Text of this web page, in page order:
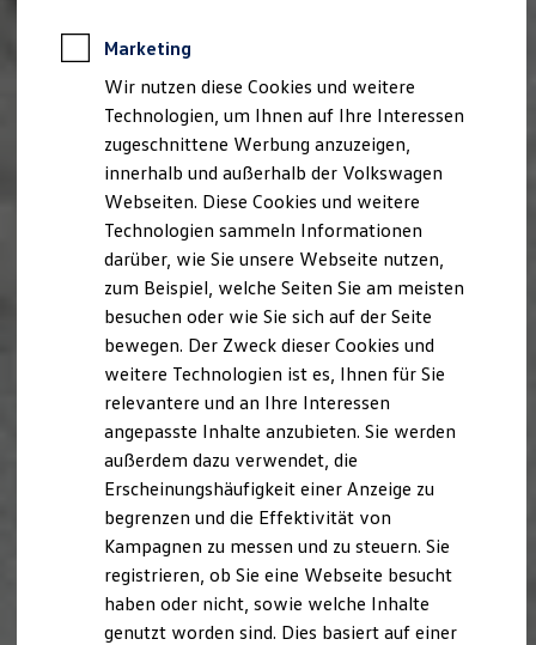
Rekuperation
Laden unterwegs
Laden Zuhause
Ladestationen finden
Ladezeitensimulator
Batterie
Sicherheit
Nachhaltigkeit
Technologie
Kosten und Kauf
Verbrauchskosten
Kaufoptionen
E-Auto-Förderung
Software und Konnektivität
Die ID. Software 6
ID. Software Versionen und Updates
Digitale Extras
Schnittstellen zu Ihrem ID.
Marke und Erlebnis
Volkswagen R und R Experience
R-Modelle
R Experience
Driving Experience
Volkswagen entdecken
Werkbesichtigung
Marketing
Wir nutzen diese Cookies und weitere
Technologien, um Ihnen auf Ihre Interessen
zugeschnittene Werbung anzuzeigen,
innerhalb und außerhalb der Volkswagen
Webseiten. Diese Cookies und weitere
Technologien sammeln Informationen
darüber, wie Sie unsere Webseite nutzen,
zum Beispiel, welche Seiten Sie am meisten
besuchen oder wie Sie sich auf der Seite
bewegen. Der Zweck dieser Cookies und
weitere Technologien ist es, Ihnen für Sie
relevantere und an Ihre Interessen
angepasste Inhalte anzubieten. Sie werden
außerdem dazu verwendet, die
Erscheinungshäufigkeit einer Anzeige zu
begrenzen und die Effektivität von
Kampagnen zu messen und zu steuern. Sie
registrieren, ob Sie eine Webseite besucht
haben oder nicht, sowie welche Inhalte
genutzt worden sind. Dies basiert auf einer